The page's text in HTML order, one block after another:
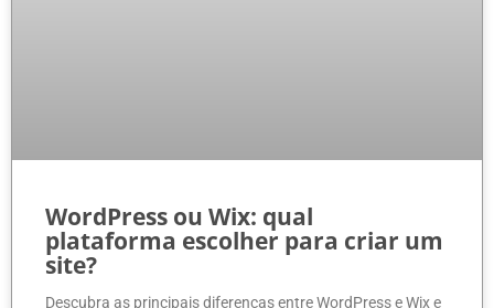
WordPress ou Wix: qual
plataforma escolher para criar um
site?
Descubra as principais diferenças entre WordPress e Wix e